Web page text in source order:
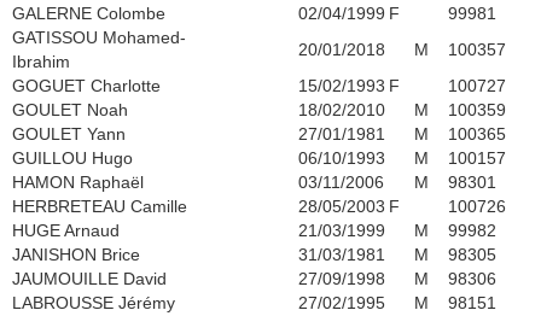
GALERNE Colombe
02/04/1999 F
99981
GATISSOU Mohamed-
Ibrahim
20/01/2018 M
100357
GOGUET Charlotte
15/02/1993 F
100727
GOULET Noah
18/02/2010 M
100359
GOULET Yann
27/01/1981 M
100365
GUILLOU Hugo
06/10/1993 M
100157
HAMON Raphaël
03/11/2006 M
98301
HERBRETEAU Camille
28/05/2003 F
100726
HUGE Arnaud
21/03/1999 M
99982
JANISHON Brice
31/03/1981 M
98305
JAUMOUILLE David
27/09/1998 M
98306
LABROUSSE Jérémy
27/02/1995 M
98151